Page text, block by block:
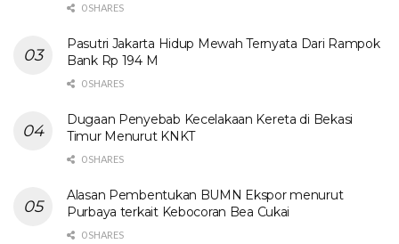
0 SHARES
Pasutri Jakarta Hidup Mewah Ternyata Dari Rampok
Bank Rp 194 M
0 SHARES
Dugaan Penyebab Kecelakaan Kereta di Bekasi
Timur Menurut KNKT
0 SHARES
Alasan Pembentukan BUMN Ekspor menurut
Purbaya terkait Kebocoran Bea Cukai
0 SHARES